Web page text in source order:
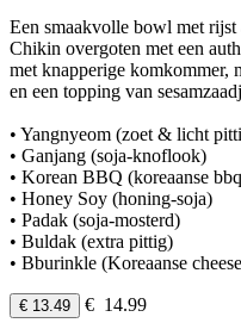
Een smaakvolle bowl met rijst
Chikin overgoten met een
met knapperige komkommer,
en een topping van
• Yangnyeom (zoet & licht
• Ganjang (soja-knoflook)
• Korean BBQ (koreaanse
• Honey Soy (honing-soja)
• Padak (soja-mosterd)
• Buldak (extra pittig)
• Bburinkle (Koreaanse
€ 13.49 € 14.99